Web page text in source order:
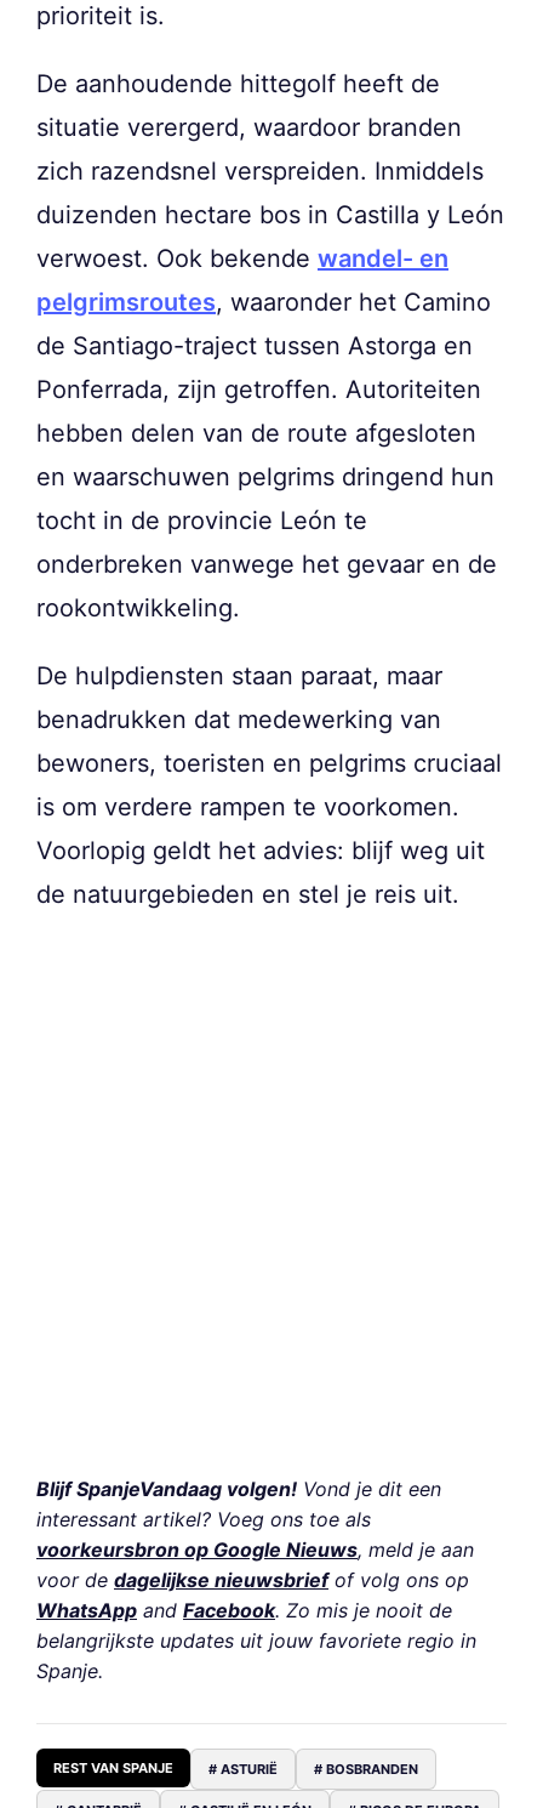
prioriteit is.
De aanhoudende hittegolf heeft de
situatie verergerd, waardoor branden
zich razendsnel verspreiden. Inmiddels
duizenden hectare bos in Castilla y León
verwoest. Ook bekende wandel- en
pelgrimsroutes, waaronder het Camino
de Santiago-traject tussen Astorga en
Ponferrada, zijn getroffen. Autoriteiten
hebben delen van de route afgesloten
en waarschuwen pelgrims dringend hun
tocht in de provincie León te
onderbreken vanwege het gevaar en de
rookontwikkeling.
De hulpdiensten staan paraat, maar
benadrukken dat medewerking van
bewoners, toeristen en pelgrims cruciaal
is om verdere rampen te voorkomen.
Voorlopig geldt het advies: blijf weg uit
de natuurgebieden en stel je reis uit.
Blijf SpanjeVandaag volgen! Vond je dit een
interessant artikel? Voeg ons toe als
voorkeursbron op Google Nieuws, meld je aan
voor de dagelijkse nieuwsbriefof volg ons op
WhatsApp and Facebook. Zo mis je nooit de
belangrijkste updates uit jouw favoriete regio in
Spanje.
REST VAN SPANJE # ASTURIË # BOSBRANDEN